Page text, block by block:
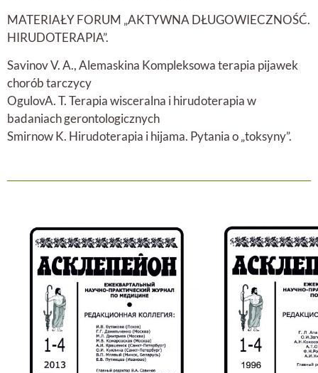
MATERIAŁY FORUM „AKTYWNA DŁUGOWIECZNOŚĆ.
HIRUDOTERAPIA”.
Savinov V. A., Alemaskina Kompleksowa terapia pijawek
chorób tarczycy
OgulovA. T. Terapia wisceralna i hirudoterapia w
badaniach gerontologicznych
Smirnow K. Hirudoterapia i hijama. Pytania o „toksyny”.